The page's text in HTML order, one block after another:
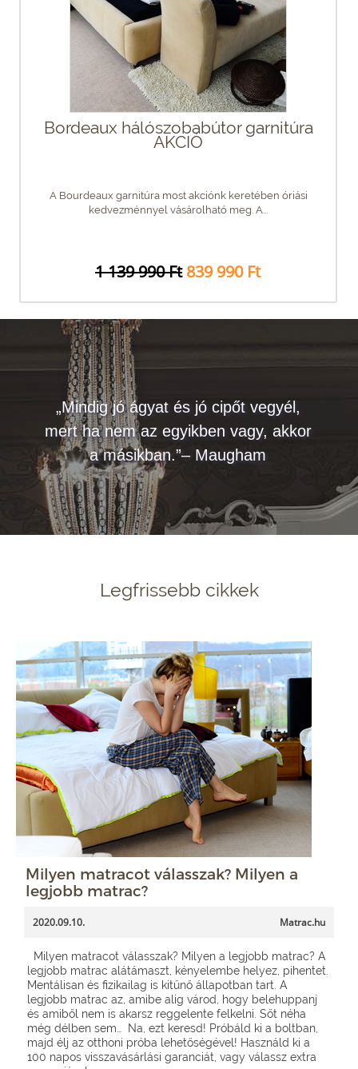
Bordeaux hálószobabútor garnitúra
AKCIÓ
A Bourdeaux garnitúra most akciónk keretében óriási
kedvezménnyel vásárolható meg. A...
1 139 990 Ft 839 990 Ft
„Mindig jó ágyat és jó cipőt vegyél,
mert ha nem az egyikben vagy, akkor
a másikban.”– Maugham
Legfrissebb cikkek
Milyen matracot válasszak? Milyen a
legjobb matrac?
2020.09.10. Matrac.hu
Milyen matracot válasszak? Milyen a legjobb matrac? A
legjobb matrac alátámaszt, kényelembe helyez, pihentet.
Mentálisan és fizikailag is kitűnő állapotban tart. A
legjobb matrac az, amibe alig várod, hogy belehuppanj
és amiből nem is akarsz reggelente felkelni. Sőt néha
még délben sem… Na, ezt keresd! Próbáld ki a boltban,
majd élj az otthoni próba lehetőségével! Használd ki a
100 napos visszavásárlási garanciát, vagy válassz extra